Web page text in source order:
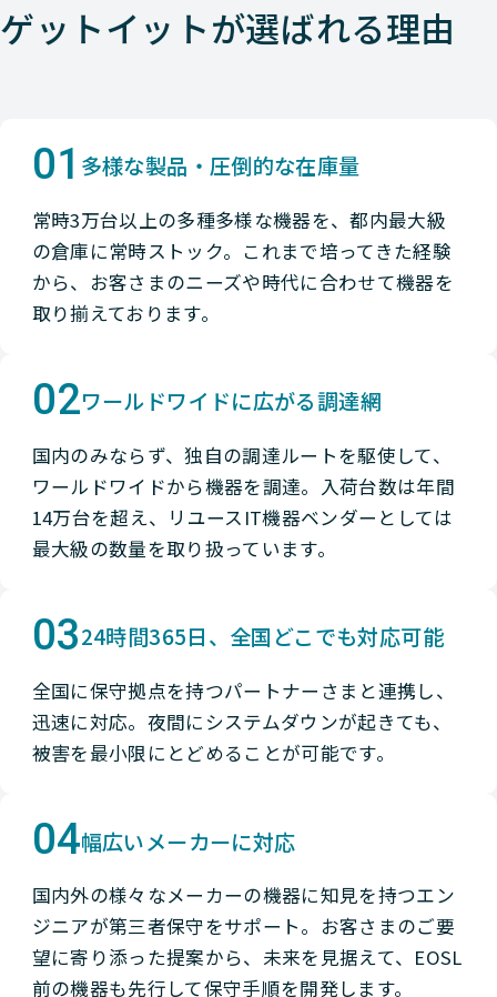
ゲットイットが選ばれる理由
01 多様な製品・圧倒的な在庫量
常時3万台以上の多種多様な機器を、都内最大級
の倉庫に常時ストック。これまで培ってきた経験
から、お客さまのニーズや時代に合わせて機器を
取り揃えております。
02ワールドワイドに広がる調達網
国内のみならず、独自の調達ルートを駆使して、
ワールドワイドから機器を調達。入荷台数は年間
14万台を超え、リユースIT機器ベンダーとしては
最大級の数量を取り扱っています。
0324時間365日、全国どこでも対応可能
全国に保守拠点を持つパートナーさまと連携し、
迅速に対応。夜間にシステムダウンが起きても、
被害を最小限にとどめることが可能です。
04幅広いメーカーに対応
国内外の様々なメーカーの機器に知見を持つエン
ジニアが第三者保守をサポート。お客さまのご要
望に寄り添った提案から、未来を見据えて、EOSL
前の機器も先行して保守手順を開発します。